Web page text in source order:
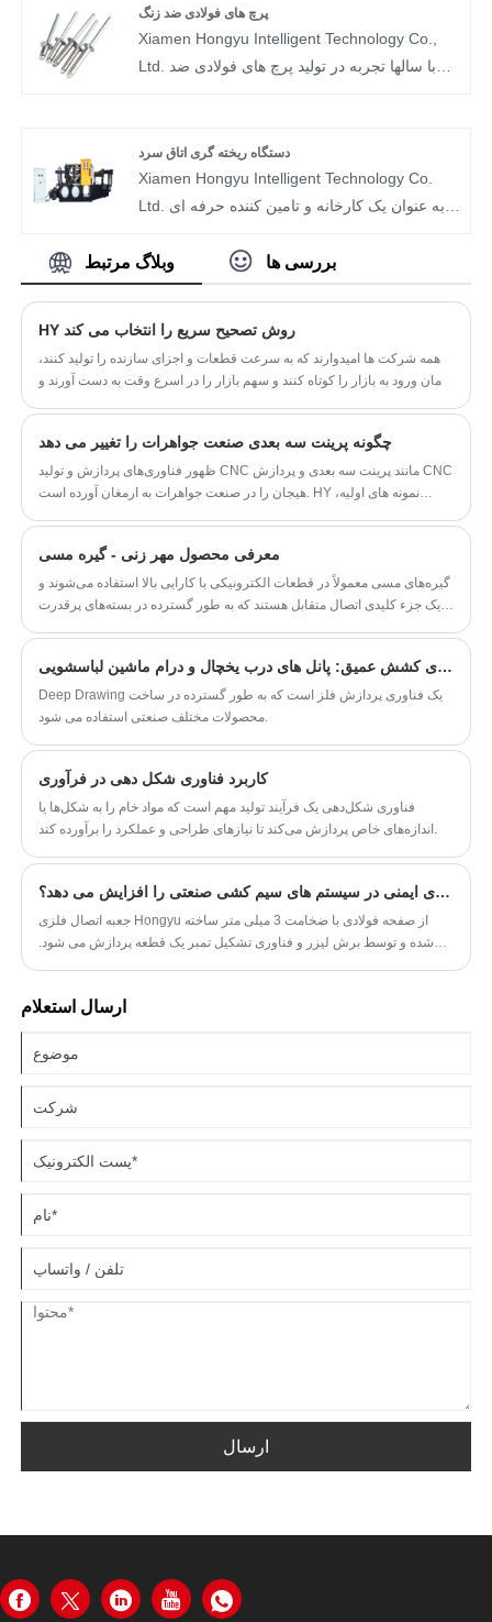
فراهم کند و به طور موثر ایمنی مسافران را در
حین رانندگی تضمین کند و راحتی صندلی ها را
افزایش دهد.
پرچ های فولادی ضد زنگ
Xiamen Hongyu Intelligent Technology Co.,
Ltd. با سالها تجربه در تولید پرچ های فولادی ضد
دستگاه ریخته گری اتاق سرد
Xiamen Hongyu Intelligent Technology Co.
Ltd. به عنوان یک کارخانه و تامین کننده حرفه ای
گری محفظه سرد تمرکز دارد. با تعهد طولانی مدت
به زمینه تجهیزات ریخته گری، راه حل های ریخته
خریداران جهانی ارائه می دهد. این مقاله به طور
جامع ارزش اصلی این نوع تجهیزات ریخته گری را
تحلیل می کند. هدف آن کمک به خریداران جهانی
در انتخاب دقیق و خریدهای کارآمد است. با تکیه بر
مشتریان ایجاد می کند.
وبلاگ مرتبط بررسی ها
HY روش تصحیح سریع را انتخاب می کند
همه شرکت ها امیدوارند که به سرعت قطعات و اجزای سازنده را تولید کنند،
زمان ورود به بازار را کوتاه کنند و سهم بازار را در اسرع وقت به دست آورند و
چگونه پرینت سه بعدی صنعت جواهرات را تغییر می دهد
ظهور فناوری‌های پردازش و تولید CNC مانند پرینت سه بعدی و پردازش CNC
هیجان را در صنعت جواهرات به ارمغان آورده است. HY نمونه های اولیه،
معرفی محصول مهر زنی - گیره مسی
گیره‌های مسی معمولاً در قطعات الکترونیکی با کارایی بالا استفاده می‌شوند و
یک جزء کلیدی اتصال متقابل هستند که به طور گسترده در بسته‌های پرقدرت
می‌توانند مسیرهای الکتریکی و حرارتی را بین پایانه‌های سرب، تراشه‌ها و
بسترها ایجاد کنند، در نتیجه عملکرد مدیریت حرارتی تجهیزات را بهبود
مقدمه ای بر فناوری کشش عمیق: پانل های درب یخچال و درام ماشین لباسشویی
Deep Drawing یک فناوری پردازش فلز است که به طور گسترده در ساخت
محصولات مختلف صنعتی استفاده می شود.
کاربرد فناوری شکل دهی در فرآوری
فناوری شکل‌دهی یک فرآیند تولید مهم است که مواد خام را به شکل‌ها یا
اندازه‌های خاص پردازش می‌کند تا نیازهای طراحی و عملکرد را برآورده کند.
چگونه جعبه های اتصالی فلزی ایمنی در سیستم های سیم کشی صنعتی را افزایش می دهد؟
جعبه اتصال فلزی Hongyu از صفحه فولادی با ضخامت 3 میلی متر ساخته
شده و توسط برش لیزر و فناوری تشکیل تمبر یک قطعه پردازش می شود.
طور موثری از مدارهای داخلی در سناریوهایی مانند حمل و نقل تجهیزات و
که پس از آزمایش افت از ارتفاع 2 متر ، جعبه هنوز هم می تواند سطح حفاظت
ارسال استعلام
ارسال